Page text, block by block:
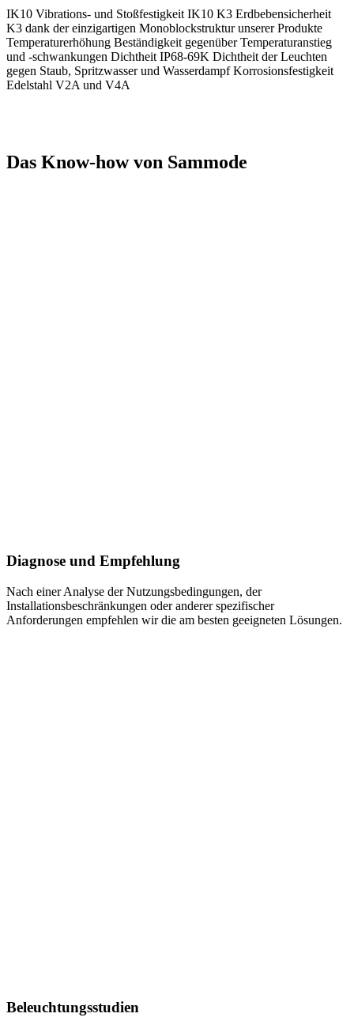
IK10 Vibrations- und Stoßfestigkeit IK10 K3 Erdbebensicherheit
K3 dank der einzigartigen Monoblockstruktur unserer Produkte
Temperaturerhöhung Beständigkeit gegenüber Temperaturanstieg
und -schwankungen Dichtheit IP68-69K Dichtheit der Leuchten
gegen Staub, Spritzwasser und Wasserdampf Korrosionsfestigkeit
Edelstahl V2A und V4A
Das Know-how von Sammode
Diagnose und Empfehlung
Nach einer Analyse der Nutzungsbedingungen, der
Installationsbeschränkungen oder anderer spezifischer
Anforderungen empfehlen wir die am besten geeigneten Lösungen.
Beleuchtungsstudien